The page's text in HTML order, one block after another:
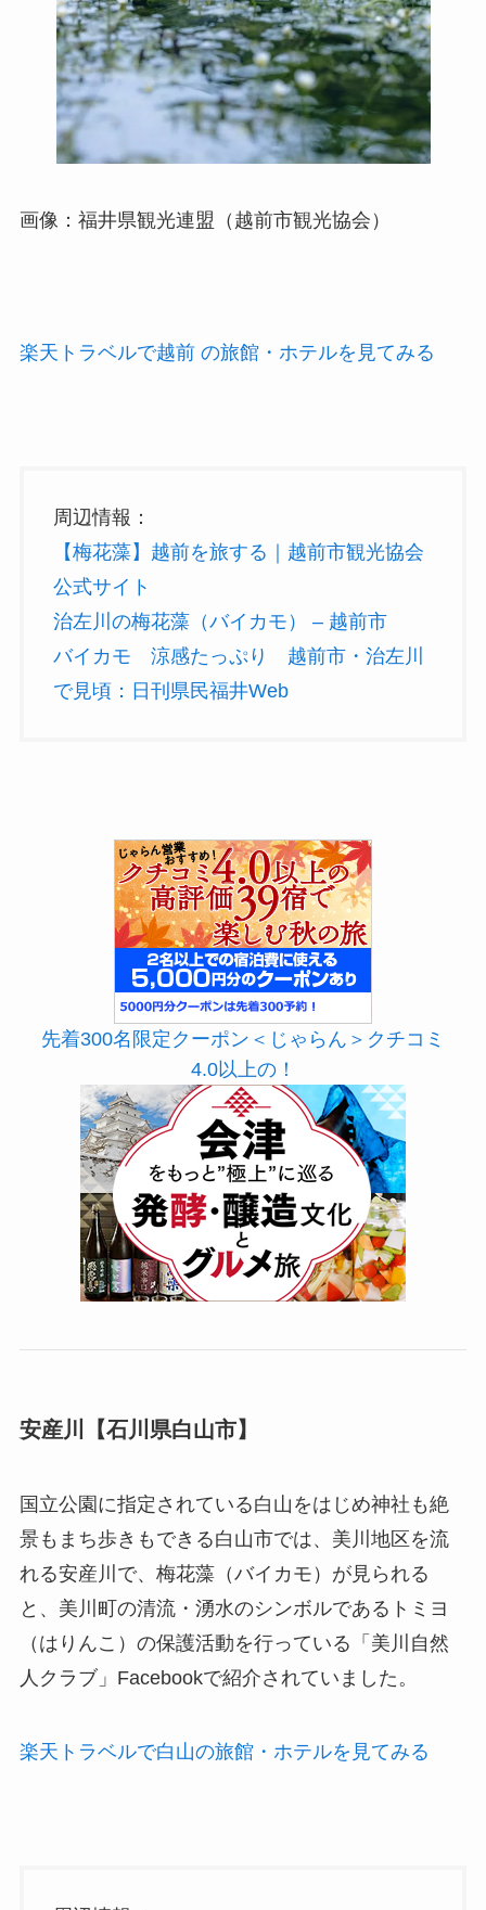
画像：福井県観光連盟（越前市観光協会）
楽天トラベルで越前 の旅館・ホテルを見てみる
周辺情報：
【梅花藻】越前を旅する｜越前市観光協会
公式サイト
治左川の梅花藻（バイカモ） – 越前市
バイカモ 涼感たっぷり 越前市・治左川
で見頃：日刊県民福井Web
先着300名限定クーポン＜じゃらん＞クチコミ
4.0以上の！
安産川【石川県白山市】
国立公園に指定されている白山をはじめ神社も絶
景もまち歩きもできる白山市では、美川地区を流
れる安産川で、梅花藻（バイカモ）が見られる
と、美川町の清流・湧水のシンボルであるトミヨ
（はりんこ）の保護活動を行っている「美川自然
人クラブ」Facebookで紹介されていました。
楽天トラベルで白山の旅館・ホテルを見てみる